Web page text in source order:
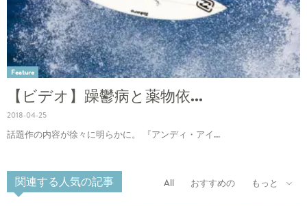
Feature
【ビデオ】躁鬱病と薬物依...
2018-04-25
話題作の内容が徐々に明らかに。 『アンディ・アイ...
関連する人気の記事 All おすすめの もっと